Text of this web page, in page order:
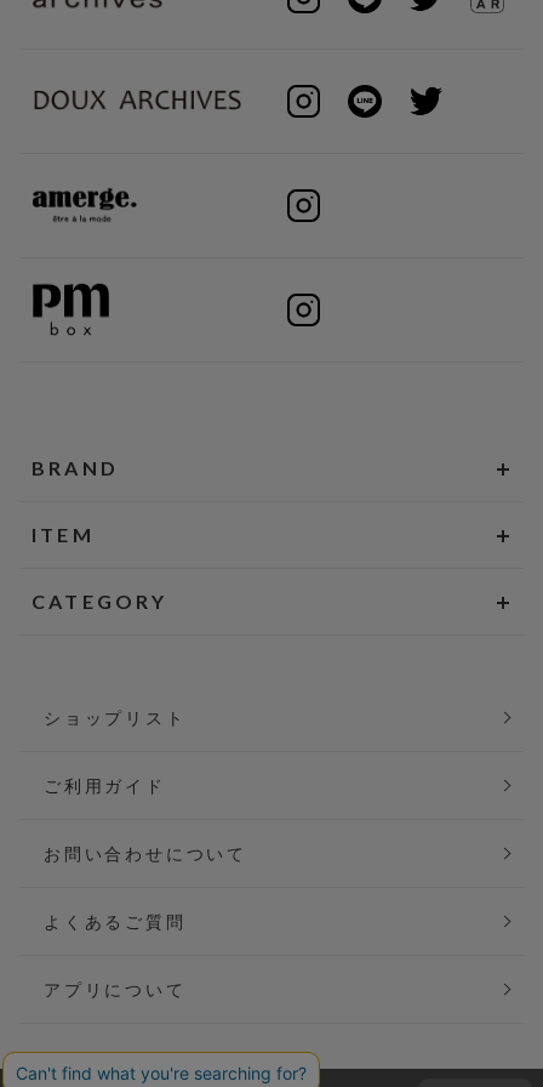
BRAND
ITEM
CATEGORY
ショップリスト
ご利用ガイド
お問い合わせについて
よくあるご質問
アプリについて